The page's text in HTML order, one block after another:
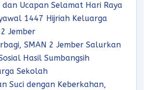
Ucapan Selamat Hari Raya
1447 Hijriah Keluarga
Jember
SMAN 2 Jember Salurkan
Hasil Sumbangsih
Sekolah
Suci dengan Keberkahan,